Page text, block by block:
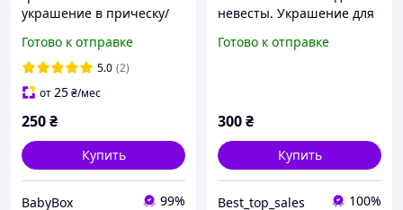
украшение в прическу/
волосы/ гребень для
невесты в прическу
Готово к отправке
5.0 (2)
от25₴/мес
250₴
Купить
BabyBox 99%
невесты. Украшение для
Готово к отправке
300₴
Купить
Best_top_sales 100%